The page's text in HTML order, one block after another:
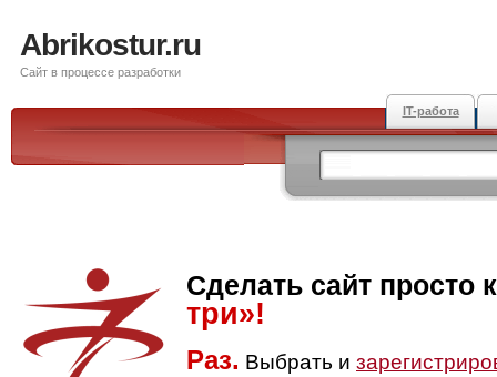
Abrikostur.ru
Сайт в процессе разработки
IT-работа
Сделать сайт просто
три»!
Раз. Выбрать и